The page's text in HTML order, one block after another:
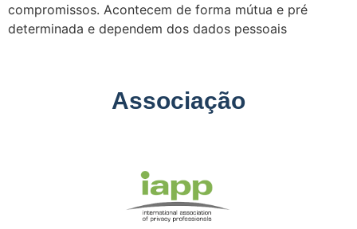
compromissos. Acontecem de forma mútua e pré
determinada e dependem dos dados pessoais
Associação